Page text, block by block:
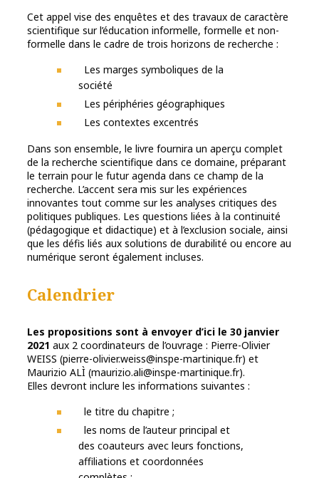
Cet appel vise des enquêtes et des travaux de caractère
scientifique sur l’éducation informelle, formelle et non-
formelle dans le cadre de trois horizons de recherche :
Les marges symboliques de la
société
Les périphéries géographiques
Les contextes excentrés
Dans son ensemble, le livre fournira un aperçu complet
de la recherche scientifique dans ce domaine, préparant
le terrain pour le futur agenda dans ce champ de la
recherche. L’accent sera mis sur les expériences
innovantes tout comme sur les analyses critiques des
politiques publiques. Les questions liées à la continuité
(pédagogique et didactique) et à l’exclusion sociale, ainsi
que les défis liés aux solutions de durabilité ou encore au
numérique seront également incluses.
Calendrier
Les propositions sont à envoyer d’ici le 30 janvier
2021 aux 2 coordinateurs de l’ouvrage : Pierre-Olivier
WEISS (pierre-olivier.weiss@inspe-martinique.fr) et
Maurizio ALÌ (maurizio.ali@inspe-martinique.fr).
Elles devront inclure les informations suivantes :
le titre du chapitre ;
les noms de l’auteur principal et
des coauteurs avec leurs fonctions,
affiliations et coordonnées